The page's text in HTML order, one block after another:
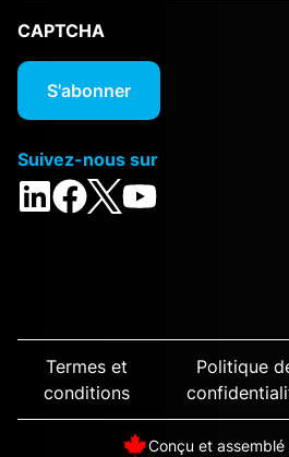
CAPTCHA
Suivez-nous sur
Termes et
conditions
Politique
Conçu et assemblé